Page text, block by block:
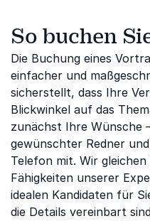
So buchen
Die Buchung eines
einfacher und
sicherstellt, dass Ihre
Blickwinkel auf das
zunächst Ihre Wünsche
gewünschter Redner
Telefon mit. Wir
Fähigkeiten unserer
idealen Kandidaten für
die Details vereinbart